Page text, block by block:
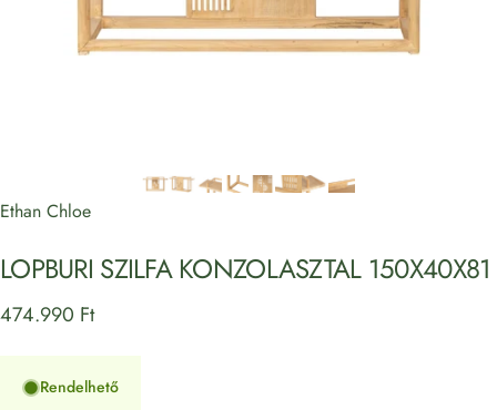
Ethan Chloe
LOPBURI SZILFA KONZOLASZTAL 150X40X81
474.990 Ft
Rendelhető